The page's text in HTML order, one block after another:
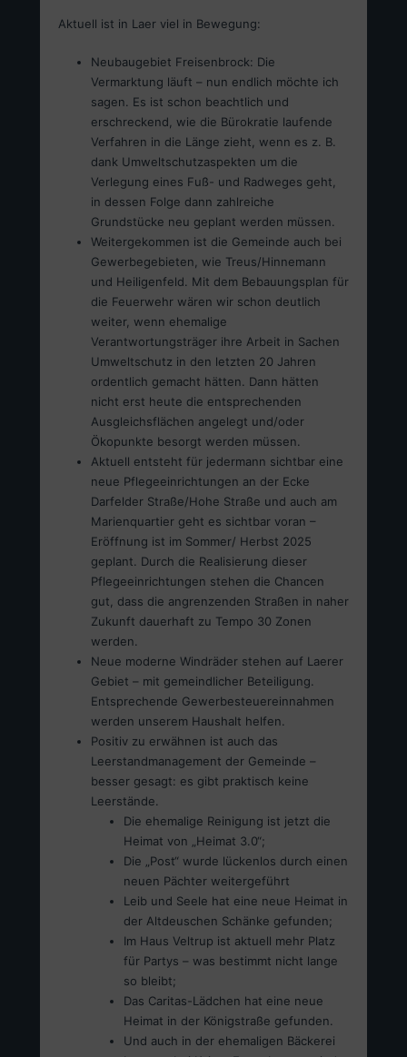
Aktuell ist in Laer viel in Bewegung:
Neubaugebiet Freisenbrock: Die
Vermarktung läuft – nun endlich möchte ich
sagen. Es ist schon beachtlich und
erschreckend, wie die Bürokratie laufende
Verfahren in die Länge zieht, wenn es z. B.
dank Umweltschutzaspekten um die
Verlegung eines Fuß- und Radweges geht,
in dessen Folge dann zahlreiche
Grundstücke neu geplant werden müssen.
Weitergekommen ist die Gemeinde auch bei
Gewerbegebieten, wie Treus/Hinnemann
und Heiligenfeld. Mit dem Bebauungsplan für
die Feuerwehr wären wir schon deutlich
weiter, wenn ehemalige
Verantwortungsträger ihre Arbeit in Sachen
Umweltschutz in den letzten 20 Jahren
ordentlich gemacht hätten. Dann hätten
nicht erst heute die entsprechenden
Ausgleichsflächen angelegt und/oder
Ökopunkte besorgt werden müssen.
Aktuell entsteht für jedermann sichtbar eine
neue Pflegeeinrichtungen an der Ecke
Darfelder Straße/Hohe Straße und auch am
Marienquartier geht es sichtbar voran –
Eröffnung ist im Sommer/ Herbst 2025
geplant. Durch die Realisierung dieser
Pflegeeinrichtungen stehen die Chancen
gut, dass die angrenzenden Straßen in naher
Zukunft dauerhaft zu Tempo 30 Zonen
werden.
Neue moderne Windräder stehen auf Laerer
Gebiet – mit gemeindlicher Beteiligung.
Entsprechende Gewerbesteuereinnahmen
werden unserem Haushalt helfen.
Positiv zu erwähnen ist auch das
Leerstandmanagement der Gemeinde –
besser gesagt: es gibt praktisch keine
Leerstände.
Die ehemalige Reinigung ist jetzt die
Heimat von „Heimat 3.0“;
Die „Post“ wurde lückenlos durch einen
neuen Pächter weitergeführt
Leib und Seele hat eine neue Heimat in
der Altdeuschen Schänke gefunden;
Im Haus Veltrup ist aktuell mehr Platz
für Partys – was bestimmt nicht lange
so bleibt;
Das Caritas-Lädchen hat eine neue
Heimat in der Königstraße gefunden.
Und auch in der ehemaligen Bäckerei